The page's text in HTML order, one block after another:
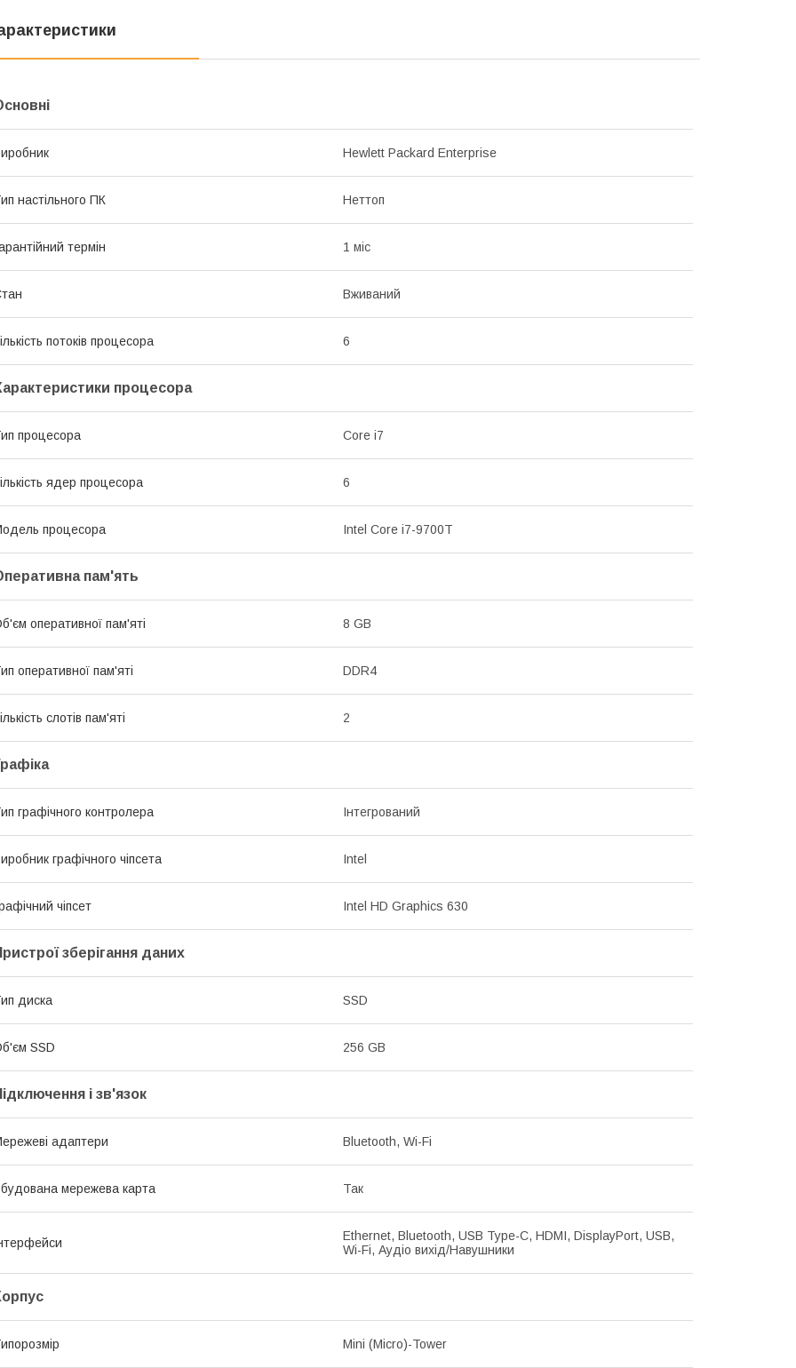
Hewlett Packard Enterprise
настільного ПК Неттоп
термін 1 міс
Вживаний
потоків процесора 6
процесора
процесора Core i7
ядер процесора 6
процесора Intel Core i7-9700T
пам'ять
оперативної пам'яті 8 GB
оперативної пам'яті DDR4
слотів пам'яті 2
графічного контролера Інтегрований
графічного чіпсета Intel
чіпсет Intel HD Graphics 630
зберігання даних
диска SSD
SSD 256 GB
і зв'язок
адаптери Bluetooth, Wi-Fi
мережева карта Так
Ethernet, Bluetooth, USB Type-C, HDMI, DisplayPort, USB,
Wi-Fi, Аудіо вихід/Навушники
Mini (Micro)-Tower